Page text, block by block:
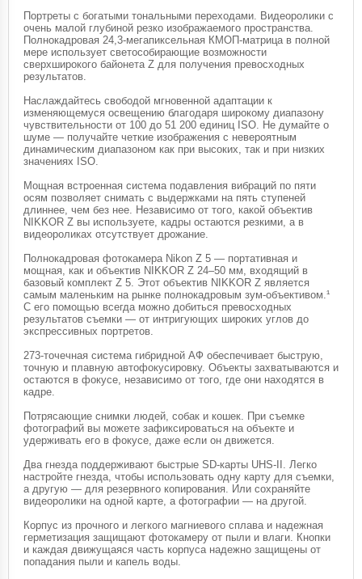
Портреты с богатыми тональными переходами. Видеоролики с
очень малой глубиной резко изображаемого пространства.
Полнокадровая 24,3-мегапиксельная КМОП-матрица в полной
мере использует светособирающие возможности
сверхширокого байонета Z для получения превосходных
результатов.
Наслаждайтесь свободой мгновенной адаптации к
изменяющемуся освещению благодаря широкому диапазону
чувствительности от 100 до 51 200 единиц ISO. Не думайте о
шуме — получайте четкие изображения с невероятным
динамическим диапазоном как при высоких, так и при низких
значениях ISO.
Мощная встроенная система подавления вибраций по пяти
осям позволяет снимать с выдержками на пять ступеней
длиннее, чем без нее. Независимо от того, какой объектив
NIKKOR Z вы используете, кадры остаются резкими, а в
видеороликах отсутствует дрожание.
Полнокадровая фотокамера Nikon Z 5 — портативная и
мощная, как и объектив NIKKOR Z 24–50 мм, входящий в
базовый комплект Z 5. Этот объектив NIKKOR Z является
самым маленьким на рынке полнокадровым зум-объективом.¹
С его помощью всегда можно добиться превосходных
результатов съемки — от интригующих широких углов до
экспрессивных портретов.
273-точечная система гибридной АФ обеспечивает быструю,
точную и плавную автофокусировку. Объекты захватываются и
остаются в фокусе, независимо от того, где они находятся в
кадре.
Потрясающие снимки людей, собак и кошек. При съемке
фотографий вы можете зафиксироваться на объекте и
удерживать его в фокусе, даже если он движется.
Два гнезда поддерживают быстрые SD-карты UHS-II. Легко
настройте гнезда, чтобы использовать одну карту для съемки,
а другую — для резервного копирования. Или сохраняйте
видеоролики на одной карте, а фотографии — на другой.
Корпус из прочного и легкого магниевого сплава и надежная
герметизация защищают фотокамеру от пыли и влаги. Кнопки
и каждая движущаяся часть корпуса надежно защищены от
попадания пыли и капель воды.